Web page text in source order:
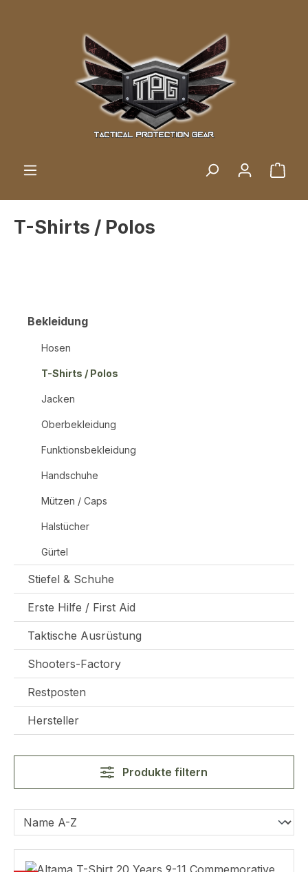
T-Shirts / Polos
Bekleidung
Hosen
T-Shirts / Polos
Jacken
Oberbekleidung
Funktionsbekleidung
Handschuhe
Mützen / Caps
Halstücher
Gürtel
Stiefel & Schuhe
Erste Hilfe / First Aid
Taktische Ausrüstung
Shooters-Factory
Restposten
Hersteller
Produkte filtern